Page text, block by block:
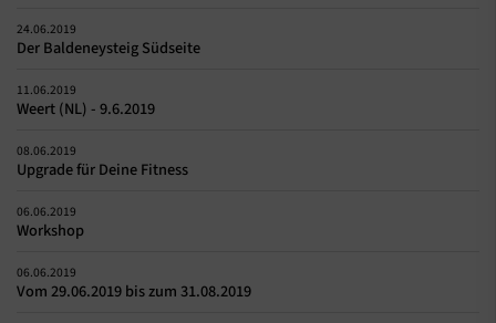
24.06.2019
Der Baldeneysteig Südseite
11.06.2019
Weert (NL) - 9.6.2019
08.06.2019
Upgrade für Deine Fitness
06.06.2019
Workshop
06.06.2019
Vom 29.06.2019 bis zum 31.08.2019